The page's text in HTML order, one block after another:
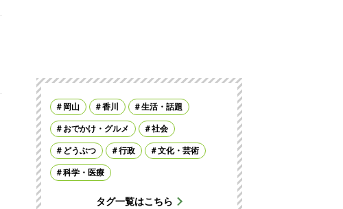
岡山 香川 生活・話題
おでかけ・グルメ 社会
どうぶつ 行政 文化・芸術
科学・医療
タグ一覧はこちら